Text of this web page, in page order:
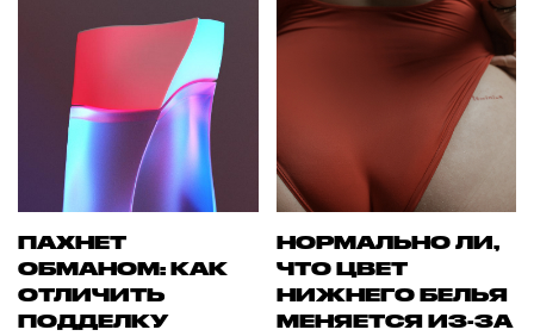
ПАХНЕТ
ОБМАНОМ: КАК
ОТЛИЧИТЬ
ПОДДЕЛКУ
НОРМАЛЬНО ЛИ,
ЧТО ЦВЕТ
НИЖНЕГО БЕЛЬЯ
МЕНЯЕТСЯ ИЗ-ЗА